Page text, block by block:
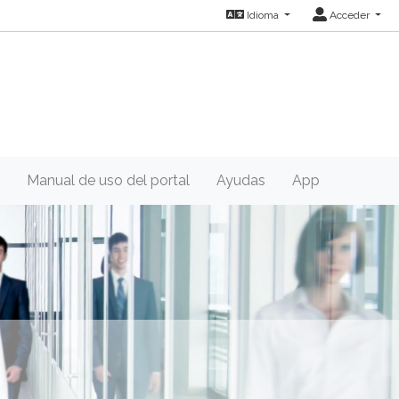
Idioma Acceder
Manual de uso del portal Ayudas App